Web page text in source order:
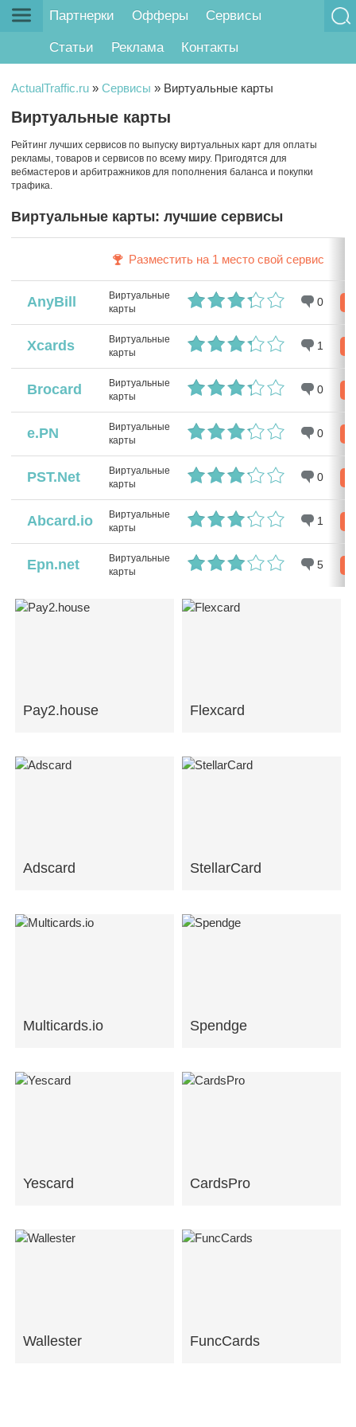
Партнерки Офферы Сервисы
Статьи Реклама Контакты
ActualTraffic.ru » Сервисы » Виртуальные карты
Виртуальные карты
Рейтинг лучших сервисов по выпуску виртуальных карт для оплаты
рекламы, товаров и сервисов по всему миру. Пригодятся для
вебмастеров и арбитражников для пополнения баланса и покупки
трафика.
Виртуальные карты: лучшие сервисы
Разместить на 1 место свой сервис
AnyBill
Виртуальные
карты
0
Xcards
Виртуальные
карты
1
Brocard
Виртуальные
карты
0
e.PN
Виртуальные
карты
0
PST.Net
Виртуальные
карты
0
Abcard.io
Виртуальные
карты
1
Epn.net
Виртуальные
карты
5
Pay2.house Flexcard
Adscard StellarCard
Multicards.io Spendge
Yescard CardsPro
Wallester FuncCards